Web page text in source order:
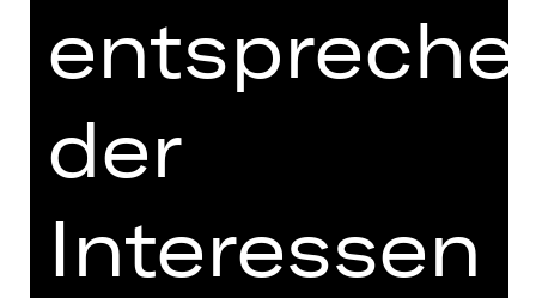
Choreograf*innen für
zeitgenössisches Ballett. Der aus
Südafrika stammende Mthuthuzeli
November bietet einen frischen
Ansatz zu Strawinskys
„Frühlingsopfer“ („Le sacre du
Balletts als auch des afrikanischen
Tanzes nutzt, um das
der
Interessen